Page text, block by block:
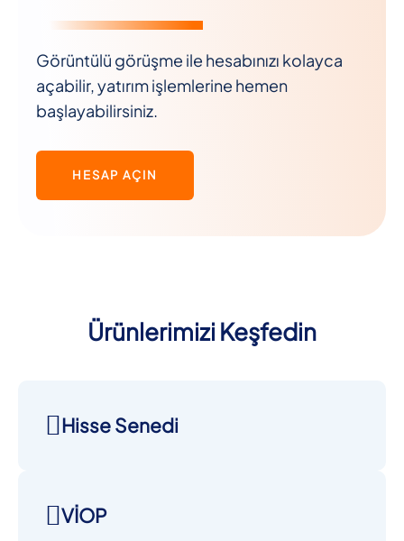
Görüntülü görüşme ile hesabınızı kolayca
açabilir, yatırım işlemlerine hemen
başlayabilirsiniz.
HESAP AÇIN
Ürünlerimizi Keşfedin
Hisse Senedi
VİOP